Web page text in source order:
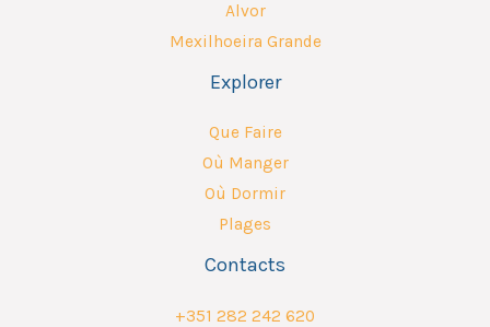
Alvor
Mexilhoeira Grande
Explorer
Que Faire
Où Manger
Où Dormir
Plages
Contacts
+351 282 242 620